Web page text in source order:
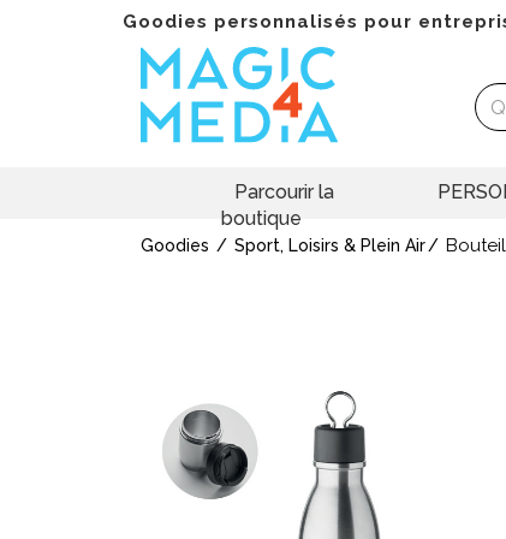
Goodies personnalisés pour
Parcourir la
boutique
Goodies Sport, Loisirs & Plein Air